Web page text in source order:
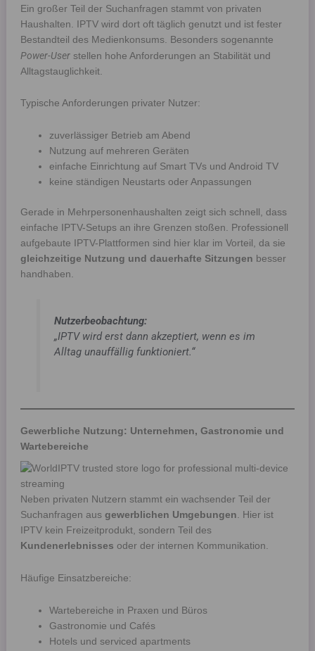
Ein großer Teil der Suchanfragen stammt von privaten
Haushalten. IPTV wird dort oft täglich genutzt und ist fester
Bestandteil des Medienkonsums. Besonders sogenannte
Power-Userstellen hohe Anforderungen an Stabilität und
Alltagstauglichkeit.
Typische Anforderungen privater Nutzer:
zuverlässiger Betrieb am Abend
Nutzung auf mehreren Geräten
einfache Einrichtung auf Smart TVs und Android TV
keine ständigen Neustarts oder Anpassungen
Gerade in Mehrpersonenhaushalten zeigt sich schnell, dass
einfache IPTV-Setups an ihre Grenzen stoßen. Professionell
aufgebaute IPTV-Plattformen sind hier klar im Vorteil, da sie
gleichzeitige Nutzung und dauerhafte Sitzungen besser
handhaben.
Nutzerbeobachtung:
„IPTV wird erst dann akzeptiert, wenn es im
Alltag unauffällig funktioniert.“
Gewerbliche Nutzung: Unternehmen, Gastronomie und
Wartebereiche
Neben privaten Nutzern stammt ein wachsender Teil der
Suchanfragen aus gewerblichen Umgebungen. Hier ist
IPTV kein Freizeitprodukt, sondern Teil des
Kundenerlebnisses oder der internen Kommunikation.
Häufige Einsatzbereiche:
Wartebereiche in Praxen und Büros
Gastronomie und Cafés
Hotels und serviced apartments